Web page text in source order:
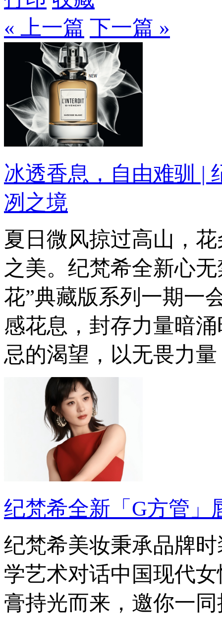
« 上一篇 下一篇 »
冰透香息，自由难驯 |
冽之境
夏日微风掠过高山，
之美。纪梵希全新心
花”典藏版系列一期一
感花息，封存力量暗
忌的渴望，以无畏力
纪梵希全新「G方管」
纪梵希美妆秉承品牌
学艺术对话中国现代
膏持光而来，邀你一